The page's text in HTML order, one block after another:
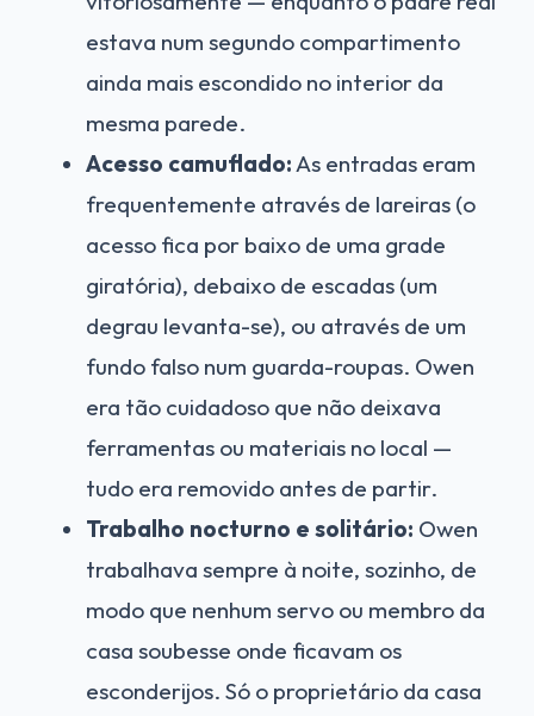
estava num segundo compartimento
ainda mais escondido no interior da
mesma parede.
Acesso camuflado:As entradas eram
frequentemente através de lareiras (o
acesso fica por baixo de uma grade
giratória), debaixo de escadas (um
degrau levanta-se), ou através de um
fundo falso num guarda-roupas. Owen
era tão cuidadoso que não deixava
ferramentas ou materiais no local —
tudo era removido antes de partir.
Trabalho nocturno e solitário: Owen
trabalhava sempre à noite, sozinho, de
modo que nenhum servo ou membro da
casa soubesse onde ficavam os
esconderijos. Só o proprietário da casa